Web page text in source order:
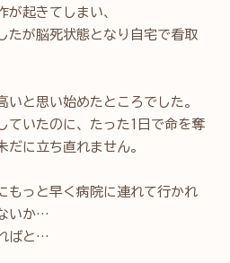
が起きてしまい、
たが脳死状態となり自宅で看取
いと思い始めたところでした。
ていたのに、たった1日で命を奪
だに立ち直れません。
もっと早く病院に連れて行かれ
いか…
ばと…